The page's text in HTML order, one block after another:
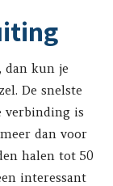
dan kun je
De snelste
verbinding is
dan voor
halen tot 50
interessant